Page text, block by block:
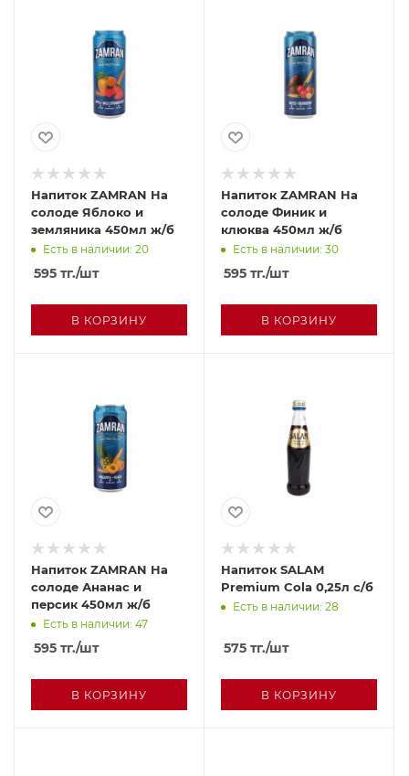
Напиток ZAMRAN На
солоде Яблоко и
земляника 450мл ж/б
Есть в наличии: 20
595 тг./шт
В КОРЗИНУ
Напиток ZAMRAN На
солоде Финик и
клюква 450мл ж/б
Есть в наличии: 30
595 тг./шт
В КОРЗИНУ
Напиток ZAMRAN На
солоде Ананас и
персик 450мл ж/б
Есть в наличии: 47
595 тг./шт
В КОРЗИНУ
Напиток SALAM
Premium Cola 0,25л с/б
Есть в наличии: 28
575 тг./шт
В КОРЗИНУ